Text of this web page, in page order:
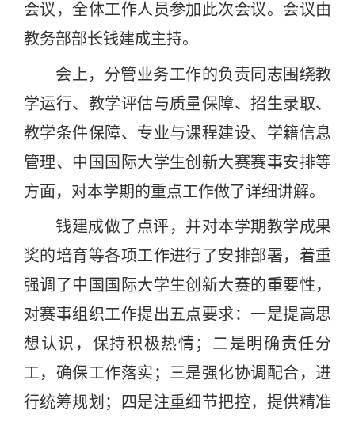
会议，全体工作人员参加此次会议。会议由
教务部部长钱建成主持。
会上，分管业务工作的负责同志围绕教
学运行、教学评估与质量保障、招生录取、
教学条件保障、专业与课程建设、学籍信息
管理、中国国际大学生创新大赛赛事安排等
方面，对本学期的重点工作做了详细讲解。
钱建成做了点评，并对本学期教学成果
奖的培育等各项工作进行了安排部署，着重
强调了中国国际大学生创新大赛的重要性，
对赛事组织工作提出五点要求：一是提高思
想认识，保持积极热情；二是明确责任分
工，确保工作落实；三是强化协调配合，进
行统筹规划；四是注重细节把控，提供精准